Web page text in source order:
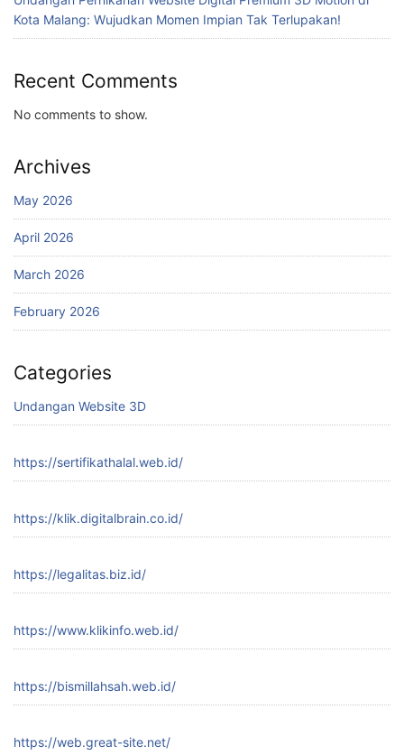
Kota Malang: Wujudkan Momen Impian Tak Terlupakan!
Recent Comments
No comments to show.
Archives
May 2026
April 2026
March 2026
February 2026
Categories
Undangan Website 3D
https://sertifikathalal.web.id/
https://klik.digitalbrain.co.id/
https://legalitas.biz.id/
https://www.klikinfo.web.id/
https://bismillahsah.web.id/
https://web.great-site.net/